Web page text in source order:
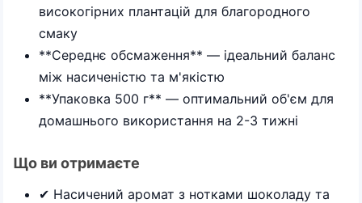
високогірних плантацій для благородного
смаку
**Середнє обсмаження** — ідеальний баланс
між насиченістю та м'якістю
**Упаковка 500 г** — оптимальний об'єм для
домашнього використання на 2-3 тижні
Що ви отримаєте
✔ Насичений аромат з нотками шоколаду та